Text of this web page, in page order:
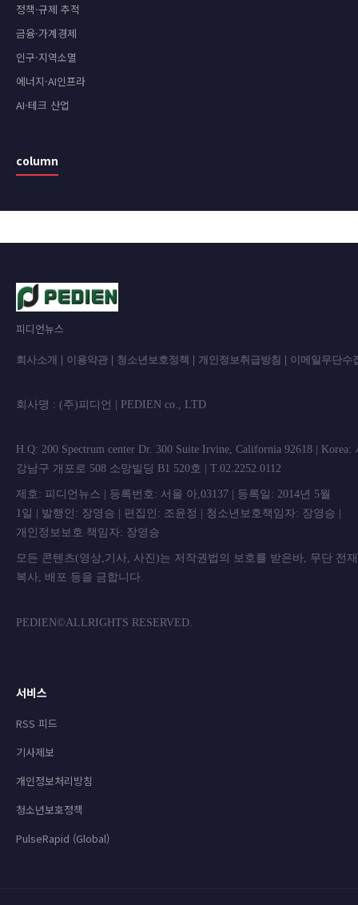
정책·규제 추적
금융·가계경제
인구·지역소멸
에너지·AI인프라
AI·테크 산업
column
피디언뉴스
회사소개 이용약관 청소년보호정책 개인정보취급방침 이메일무단수
회사명 : (주)피디언 | PEDIEN co.,
H.Q: 200 Spectrum center Dr. 300 Suite Irvine, California 92618 | Korea:
강남구 개포로 508 소망빌딩 B1 520호 | T.02.2252.0112
제호: 피디언뉴스 | 등록번호: 서울 아,03137 | 등록일: 2014년 5월
1일 | 발행인: 장영승 | 편집인: 조윤정 | 청소년보호책임자: 장영승 |
개인정보보호 책임자: 장영승
모든 콘텐츠(영상,기사, 사진)는 저작권법의 보호를 받은바, 무단 전
복사, 배포 등을 금합니
PEDIEN©ALLRIGHTS RESERVED.
서비스
RSS 피드
기사제보
개인정보처리방침
청소년보호정책
PulseRapid (Global)